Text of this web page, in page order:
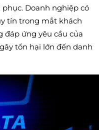
Doanh nghiệp có
tín trong mắt khách
đáp ứng yêu cầu của
tổn hại lớn đến danh